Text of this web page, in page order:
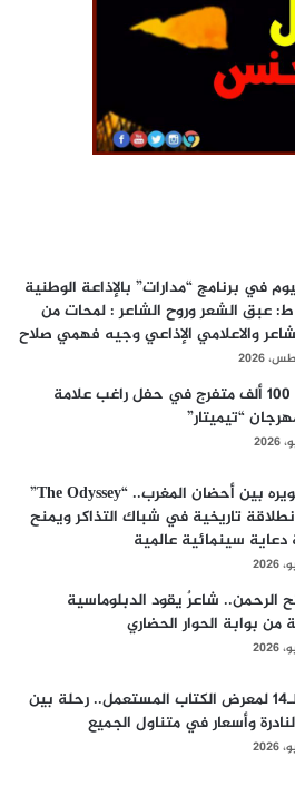
في برنامج “مدارات” بالإذاعة الوطنية
عبق الشعر وروح الشاعر : لمحات من
والاعلامي الإذاعي وجيه فهمي صلاح
أكثر من 100 ألف متفرج في حفل راغب علامة
“تيميتار”
بعد تصويره بين أحضان المغرب.. “The Odyssey”
تاريخية في شباك التذاكر ويمنح
دعاية سينمائية عالمية
الرحمن.. شاعرٌ يقود الدبلوماسية
من بوابة الحوار الحضاري
الدورة الـ14 لمعرض الكتاب المستعمل.. رحلة بين
وأسعار في متناول الجميع